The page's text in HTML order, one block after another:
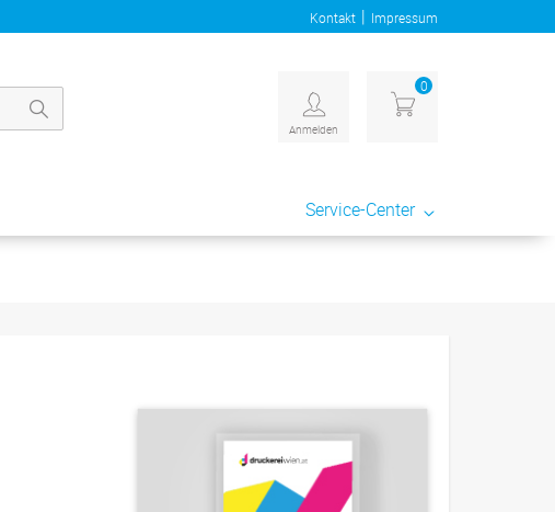
Kontakt | Impressum
Anmelden
0
Service-Center